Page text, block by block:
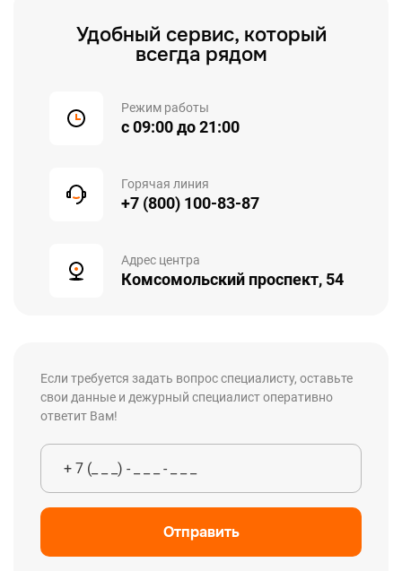
Удобный сервис, который
всегда рядом
Режим работы
с 09:00 до 21:00
Горячая линия
+7 (800) 100-83-87
Адрес центра
Комсомольский проспект, 54
Если требуется задать вопрос специалисту, оставьте
свои данные и дежурный специалист оперативно
ответит Вам!
Отправить